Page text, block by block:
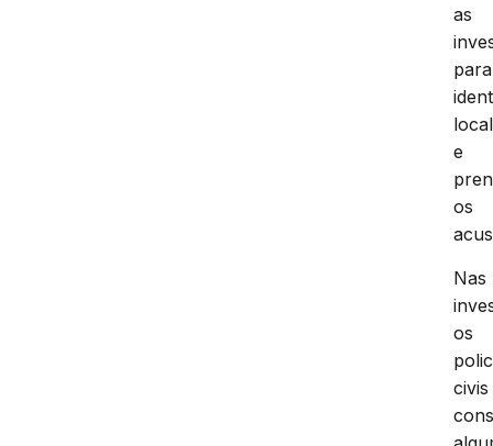
as
para
e
os
Nas
os
civis